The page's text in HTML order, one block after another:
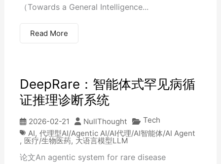
（Towards a General Intelligence...
Read More
DeepRare：智能体式罕见病循
证推理诊断系统
2026-02-21 NullThought
Tech
AI, 代理型AI/Agentic AI/AI代理/AI智能体/AI Agent
, 医疗/生物医药, 大语言模型LLM
论文An agentic system for rare disease